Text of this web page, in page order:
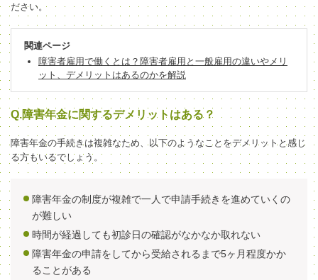
ださい。
関連ページ
障害者雇用で働くとは？障害者雇用と一般雇用の違いやメリ
ット、デメリットはあるのかを解説
Q.障害年金に関するデメリットはある？
障害年金の手続きは複雑なため、以下のようなことをデメリットと感じ
る方もいるでしょう。
障害年金の制度が複雑で一人で申請手続きを進めていくの
が難しい
時間が経過しても初診日の確認がなかなか取れない
障害年金の申請をしてから受給されるまで5ヶ月程度かか
ることがある